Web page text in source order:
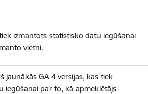
izmantots statistisko datu iegūšanai
vietni.
jaunākās GA 4 versijas, kas tiek
iegūšanai par to, kā apmeklētājs